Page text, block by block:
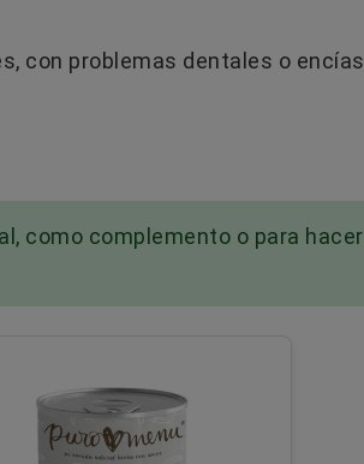
con problemas dentales o encías
como complemento o para hacer